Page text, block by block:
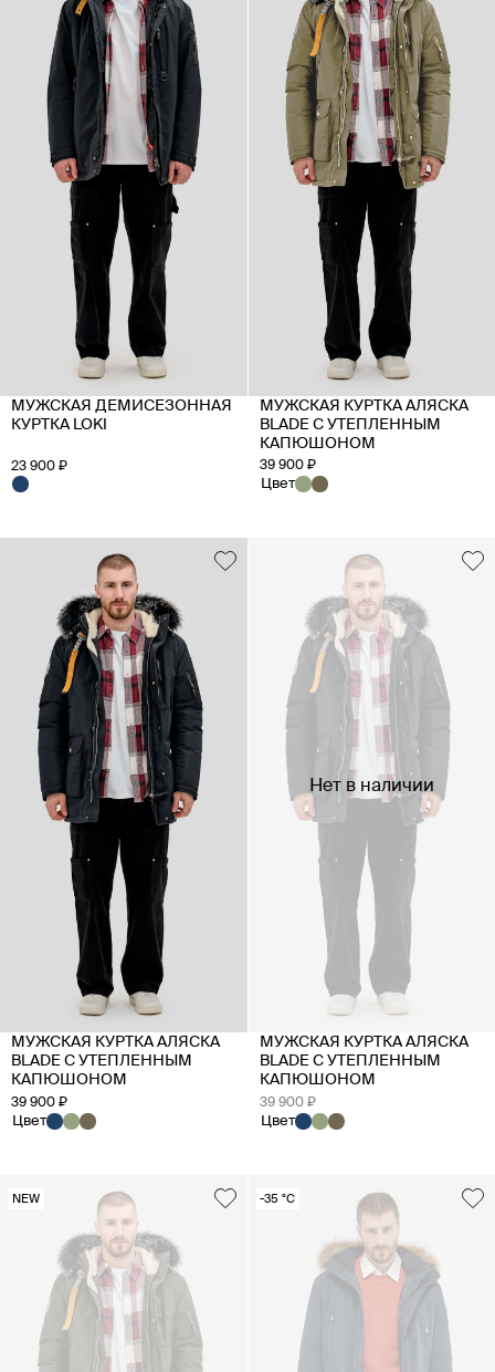
МУЖСКАЯ ДЕМИСЕЗОННАЯ
КУРТКА LOKI
23 900 ₽
МУЖСКАЯ КУРТКА АЛЯСКА
BLADE С УТЕПЛЕННЫМ
КАПЮШОНОМ
39 900 ₽
Цвет
МУЖСКАЯ КУРТКА АЛЯСКА
BLADE С УТЕПЛЕННЫМ
КАПЮШОНОМ
39 900 ₽
Цвет
Нет в наличии
МУЖСКАЯ КУРТКА АЛЯСКА
BLADE С УТЕПЛЕННЫМ
КАПЮШОНОМ
39 900 ₽
Цвет
NEW -35 °C